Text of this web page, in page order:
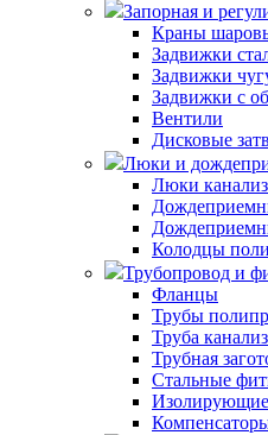
Запорная и
Краны
Задвижки
Задвижки
Задвижки с
Вентили
Дисковые
Люки и
Люки
Колодцы
Трубопровод и
Фланцы
Трубы
Труба
Трубная
Стальные